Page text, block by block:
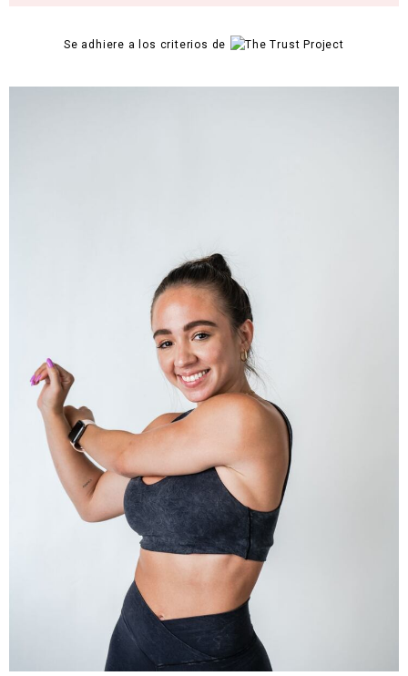
Se adhiere a los criterios de